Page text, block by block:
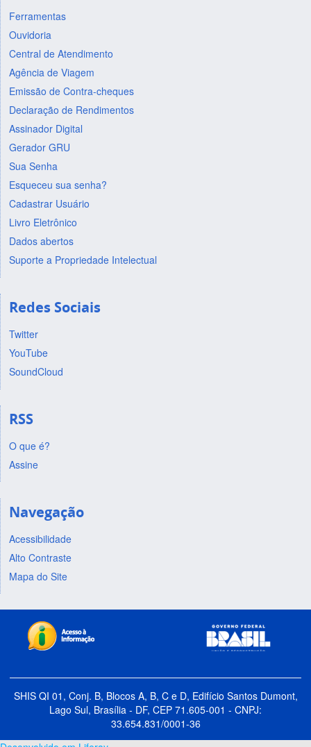
Ferramentas
Ouvidoria
Central de Atendimento
Agência de Viagem
Emissão de Contra-cheques
Declaração de Rendimentos
Assinador Digital
Gerador GRU
Sua Senha
Esqueceu sua senha?
Cadastrar Usuário
Livro Eletrônico
Dados abertos
Suporte a Propriedade Intelectual
Redes Sociais
Twitter
YouTube
SoundCloud
RSS
O que é?
Assine
Navegação
Acessibilidade
Alto Contraste
Mapa do Site
SHIS QI 01, Conj. B, Blocos A, B, C e D, Edifício Santos Dumont,
Lago Sul, Brasília - DF, CEP 71.605-001 - CNPJ:
33.654.831/0001-36